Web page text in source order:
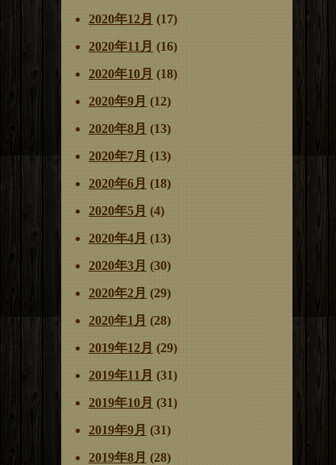
2020年12月 (17)
2020年11月 (16)
2020年10月 (18)
2020年9月 (12)
2020年8月 (13)
2020年7月 (13)
2020年6月 (18)
2020年5月 (4)
2020年4月 (13)
2020年3月 (30)
2020年2月 (29)
2020年1月 (28)
2019年12月 (29)
2019年11月 (31)
2019年10月 (31)
2019年9月 (31)
2019年8月 (28)